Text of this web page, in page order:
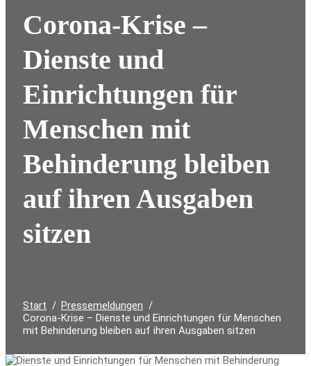
Corona-Krise –
Dienste und
Einrichtungen für
Menschen mit
Behinderung bleiben
auf ihren Ausgaben
sitzen
Start
Pressemeldungen
Corona-Krise – Dienste und Einrichtungen für Menschen
mit Behinderung bleiben auf ihren Ausgaben sitzen